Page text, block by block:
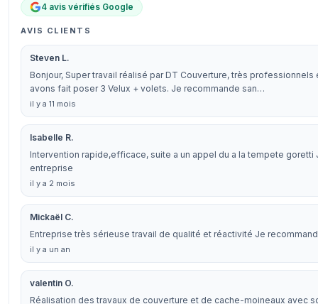
4 avis vérifiés Google
AVIS CLIENTS
Steven L.
Bonjour, Super travail réalisé par DT Couverture, très
avons fait poser 3 Velux + volets. Je recommande san…
il y a 11 mois
Isabelle R.
Intervention rapide,efficace, suite a un appel du a la tempete
entreprise
il y a 2 mois
Mickaël C.
Entreprise très sérieuse travail de qualité et réactivité Je
il y a un an
valentin O.
Réalisation des travaux de couverture et de cache-moineaux avec